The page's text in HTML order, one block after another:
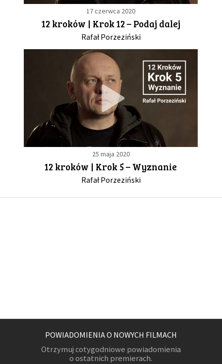
GALERIA
DRUŻYNA
WESPRZYJ NAS
PARTNERZY
NEWSLETTER
DLA MEDIÓW
17 czerwca 2020
12 kroków | Krok 12 – Podaj dalej
Rafał Porzeziński
25 maja 2020
12 kroków | Krok 5 – Wyznanie
Rafał Porzeziński
POWIADOMIENIA O NOWYCH FILMACH
Otrzymuj cotygodniowe powiadomienia
o ostatnich premierach.